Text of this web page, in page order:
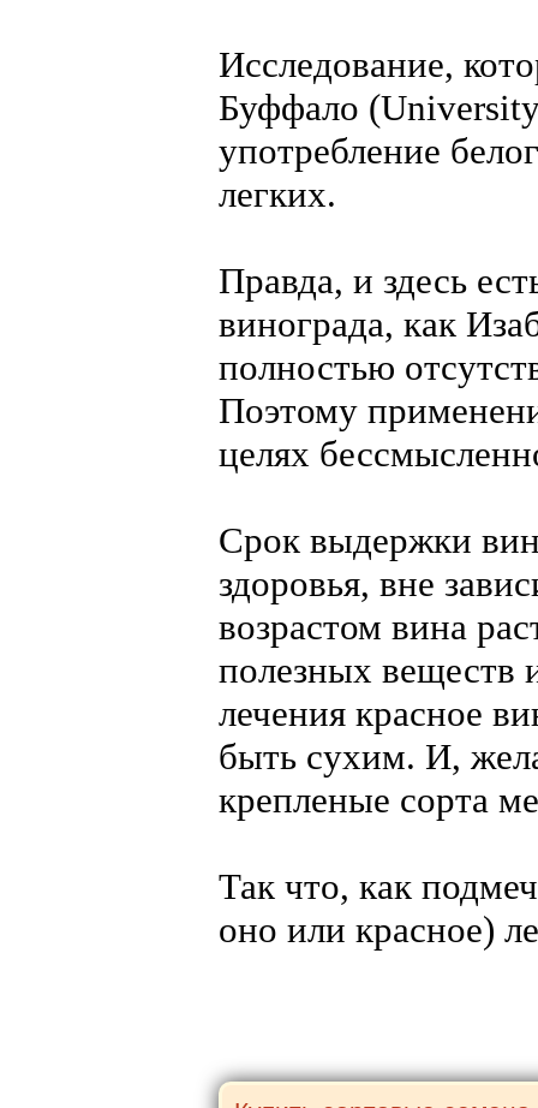
Исследование,
Буффало
употребление
легких.
Правда, и здесь
винограда, как
полностью
Поэтому
целях
Срок выдержки
здоровья, вне
возрастом вина
полезных веществ
лечения красное
быть сухим. И,
крепленые сорта
Так что, как
оно или красное)